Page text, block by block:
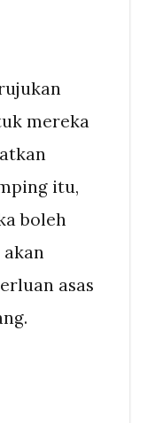
mereka
itu,
boleh
asas